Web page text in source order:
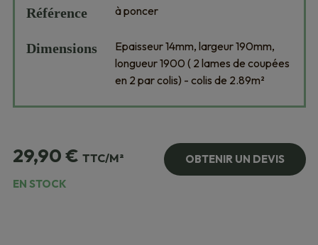
Référence à poncer
Dimensions
Epaisseur 14mm, largeur 190mm,
longueur 1900 ( 2 lames de coupées
en 2 par colis) - colis de 2.89m²
29,90€ TTC/M²
OBTENIR UN DEVIS
EN STOCK